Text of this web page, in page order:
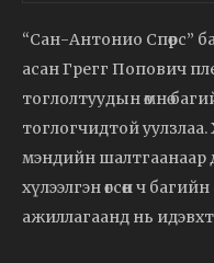
“Сан-Антонио Спөрс”
асан Грегг Попович
тоглолтуудын өмнө
тоглогчидтой уулзлаа.
мэндийн шалтгаанаар
хүлээлгэн өгсөн ч
ажиллагаанд нь